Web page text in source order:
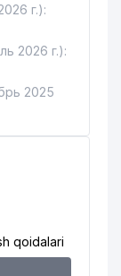
г.):
2026 г.):
2025
qoidalari